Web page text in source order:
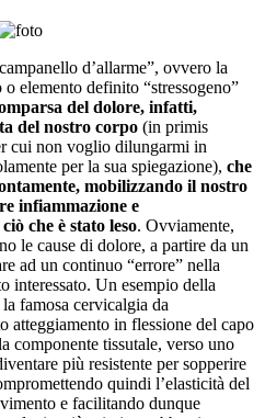
d’allarme”, ovvero la
elemento definito “stressogeno”
del dolore, infatti,
del nostro corpo (in primis
cui non voglio dilungarmi in
per la sua spiegazione), che
mobilizzando il nostro
infiammazione e
che è stato leso. Ovviamente,
le cause di dolore, a partire da un
ad un continuo “errore” nella
interessato. Un esempio della
famosa cervicalgia da
atteggiamento in flessione del capo
componente tissutale, verso uno
più resistente per sopperire
quindi l’elasticità del
e facilitando dunque